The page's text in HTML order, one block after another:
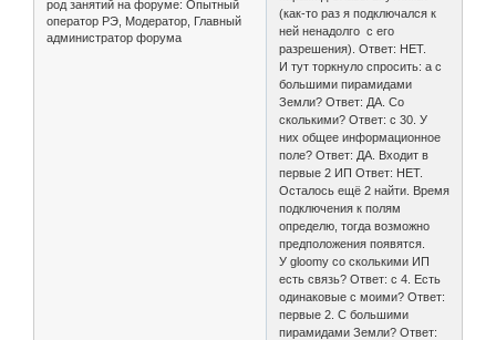
род занятий на форуме: Опытный
оператор РЭ, Модератор, Главный
администратор форума
(как-то раз я подключался к
ней ненадолго с его
разрешения). Ответ: НЕТ.
И тут торкнуло спросить: а с
большими пирамидами
Земли? Ответ: ДА. Со
сколькими? Ответ: с 30. У
них общее информационное
поле? Ответ: ДА. Входит в
первые 2 ИП Ответ: НЕТ.
Осталось ещё 2 найти. Время
подключения к полям
определю, тогда возможно
предположения появятся.
У gloomy со сколькими ИП
есть связь? Ответ: с 4. Есть
одинаковые с моими? Ответ:
первые 2. С большими
пирамидами Земли? Ответ: